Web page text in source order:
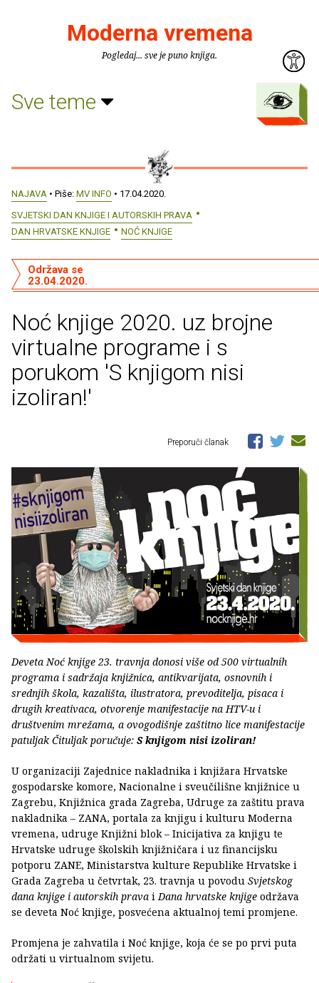
Moderna vremena
Pogledaj... sve je puno knjiga.
Sve teme
NAJAVA • Piše: MV INFO • 17.04.2020.
SVJETSKI DAN KNJIGE I AUTORSKIH PRAVA
DAN HRVATSKE KNJIGE
NOĆ KNJIGE
Noć knjige 2020. uz brojne
virtualne programe i s
porukom 'S knjigom nisi
izoliran!'
Održava se
23.04.2020.
Preporuči članak
Deveta Noć knjige 23. travnja donosi više od 500 virtualnih
programa i sadržaja knjižnica, antikvarijata, osnovnih i
srednjih škola, kazališta, ilustratora, prevoditelja, pisaca i
drugih kreativaca, otvorenje manifestacije na HTV-u i
društvenim mrežama, a ovogodišnje zaštitno lice manifestacije
patuljak Čituljak poručuje: S knjigom nisi izoliran!
U organizaciji Zajednice nakladnika i knjižara Hrvatske
gospodarske komore, Nacionalne i sveučilišne knjižnice u
Zagrebu, Knjižnica grada Zagreba, Udruge za zaštitu prava
nakladnika – ZANA, portala za knjigu i kulturu Moderna
vremena, udruge Knjižni blok – Inicijativa za knjigu te
Hrvatske udruge školskih knjižničara i uz financijsku
potporu ZANE, Ministarstva kulture Republike Hrvatske i
Grada Zagreba u četvrtak, 23. travnja u povodu Svjetskog
dana knjige i autorskih prava iDana hrvatske knjige održava
se deveta Noć knjige, posvećena aktualnoj temi promjene.
Promjena je zahvatila i Noć knjige, koja će se po prvi puta
održati u virtualnom svijetu.